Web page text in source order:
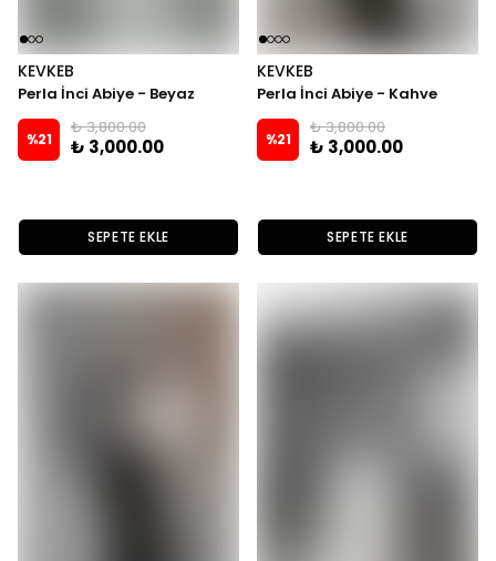
KEVKEB
Perla İnci Abiye - Beyaz
%21
₺ 3,800.00
₺ 3,000.00
SEPETE EKLE
KEVKEB
Perla İnci Abiye - Kahve
%21
₺ 3,800.00
₺ 3,000.00
SEPETE EKLE